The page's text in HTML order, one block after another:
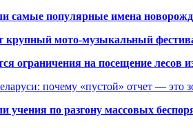
самые популярные имена
крупный мото-музыкальный
ограничения на посещение лесов
почему «пустой» отчет — это
учения по разгону массовых